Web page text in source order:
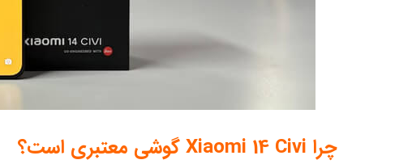
چرا Xiaomi 14 Civi گوشی معتبری است؟